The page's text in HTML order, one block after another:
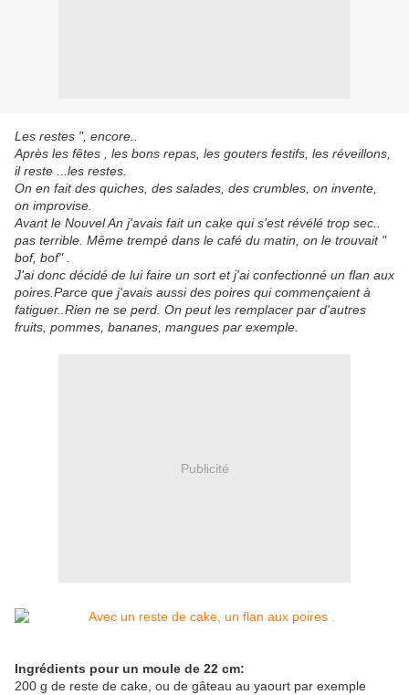
Les restes ", encore..
Après les fêtes , les bons repas, les gouters festifs, les réveillons,
il reste ...les restes.
On en fait des quiches, des salades, des crumbles, on invente,
on improvise.
Avant le Nouvel An j'avais fait un cake qui s'est révélé trop sec..
pas terrible. Même trempé dans le café du matin, on le trouvait "
bof, bof" .
J'ai donc décidé de lui faire un sort et j'ai confectionné un flan aux
poires.Parce que j'avais aussi des poires qui commençaient à
fatiguer..Rien ne se perd. On peut les remplacer par d'autres
fruits, pommes, bananes, mangues par exemple.
Publicité
Ingrédients pour un moule de 22 cm:
200 g de reste de cake, ou de gâteau au yaourt par exemple